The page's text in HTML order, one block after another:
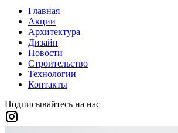
Главная
Акции
Архитектура
Дизайн
Новости
Строительство
Технологии
Контакты
Подписывайтесь на нас